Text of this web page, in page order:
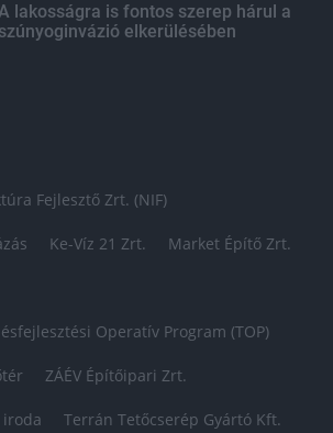
lakosságra is fontos szerep hárul a
szúnyoginvázió elkerülésében
Fejlesztő Zrt. (NIF)
Ke-Víz 21 Zrt. Market Építő Zrt.
Operatív Program (TOP)
ZÁÉV Építőipari Zrt.
iroda Terrán Tetőcserép Gyártó Kft.